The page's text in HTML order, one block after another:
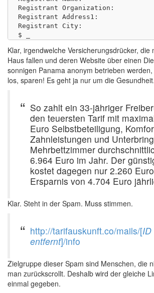
Registrant Organization:
Registrant Address1:
Registrant City:
Klar, irgendwelche Versicherungsdrücker, die
Haus fallen und deren Website über einen
sonnigen Panama anonym betrieben
los, sparen! Es geht ja nur um die
So zahlt ein 33-jähriger
den teuersten Tarif mit
Euro Selbstbeteiligung,
Zahnleistungen und
Mehrbettzimmer
6.964 Euro im Jahr. Der
kostet dagegen nur 2.260
Ersparnis von 4.704 Euro
Klar. Steht in der Spam. Muss stimmen.
http://tarifauskunft.co/mails/[ID
entfernt]/info
Zielgruppe dieser Spam sind Menschen, die
man zurückscrollt. Deshalb wird der gleiche
einmal gegeben.